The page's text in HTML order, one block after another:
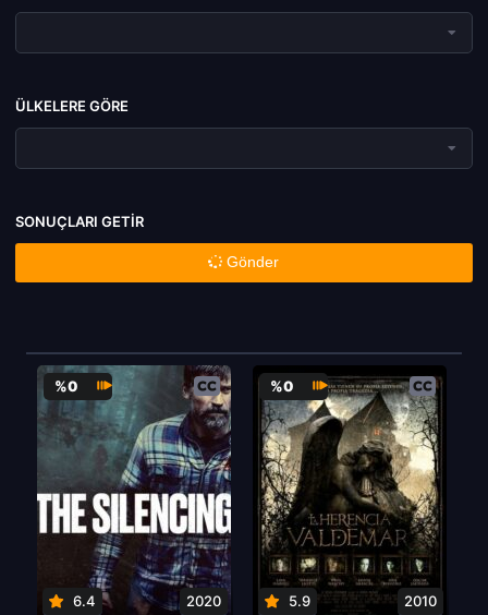
ÜLKELERE GÖRE
SONUÇLARI GETIR
Gönder
%0
6.4 2020
%0
5.9 2010